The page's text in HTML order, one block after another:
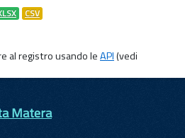
CSV
al registro usando leAPI(vedi
Matera